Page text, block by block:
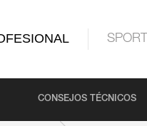
SPORT
CONSEJOS TÉCNICOS